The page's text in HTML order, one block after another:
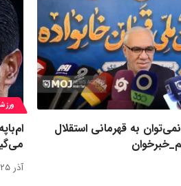
به قهرمانی استقلال
آذر ۲۵, ۱۴۰۴